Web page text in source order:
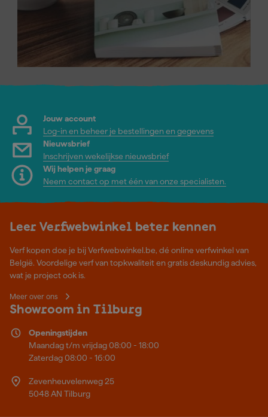
Jouw account
Log-in en beheer je bestellingen en gegevens
Nieuwsbrief
Inschrijven wekelijkse nieuwsbrief
Wij helpen je graag
Neem contact op met één van onze specialisten.
Leer Verfwebwinkel beter kennen
Verf kopen doe je bij Verfwebwinkel.be, dé online verfwinkel van
België. Voordelige verf van topkwaliteit en gratis deskundig advies,
wat je project ook is.
Meer over ons
Showroom in Tilburg
Openingstijden
Maandag t/m vrijdag 08:00 - 18:00
Zaterdag 08:00 - 16:00
Zevenheuvelenweg 25
5048 AN Tilburg